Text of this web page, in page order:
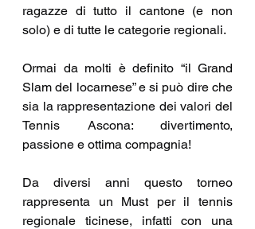
ragazze di tutto il cantone (e non
solo) e di tutte le categorie regionali.
Ormai da molti è definito “il Grand
Slam del locarnese” e si può dire che
sia la rappresentazione dei valori del
Tennis Ascona: divertimento,
passione e ottima compagnia!
Da diversi anni questo torneo
rappresenta un Must per il tennis
regionale ticinese, infatti con una